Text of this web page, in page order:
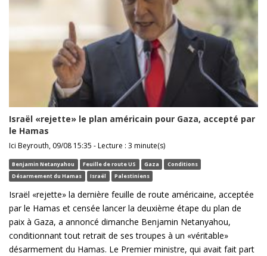
Israël «rejette» le plan américain pour Gaza, accepté par
le Hamas
Ici Beyrouth, 09/08 15:35 - Lecture : 3 minute(s)
Benjamin Netanyahou Feuille de route US Gaza
Conditions
Désarmement du Hamas
Israël Palestiniens
Israël «rejette» la dernière feuille de route américaine, acceptée
par le Hamas et censée lancer la deuxième étape du plan de
paix à Gaza, a annoncé dimanche Benjamin Netanyahou,
conditionnant tout retrait de ses troupes à un «véritable»
désarmement du Hamas. Le Premier ministre, qui avait fait part